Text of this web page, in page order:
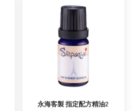
永海客製 指定配方精油2